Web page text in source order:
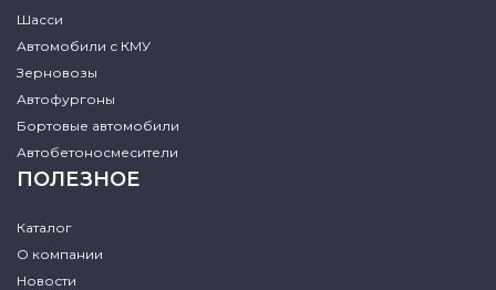
Шасси
Автомобили с КМУ
Зерновозы
Автофургоны
Бортовые автомобили
Автобетоносмесители
ПОЛЕЗНОЕ
Каталог
О компании
Новости